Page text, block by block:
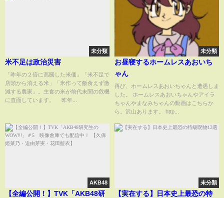
未分類
米不足は政治災害
「昨年の２倍に高騰した米価」「米不足で
店頭から消える米」「米作って飯食えず激
減する農家」。主食の米が前代未聞の危機
に直面しています。 昨年...
未分類
お昼寝するホームレスあおいち
ゃん
再び、ホームレスあおいちゃんと遭遇しま
した。 ホームレスあおいちゃんやアイラ
ちゃんやまなみちゃんの動画はこちらか
ら。沢山あります。 http...
AKB48
【全編公開！】TVK「AKB48研
未分類
【実在する】日本史上最恐の特